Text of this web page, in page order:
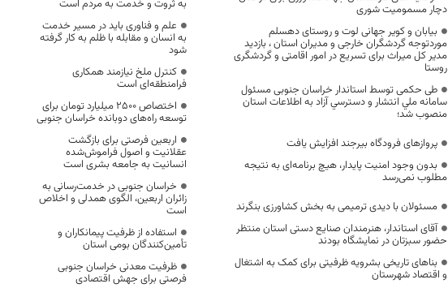
دچار مسمومیت شوری
بیابان و کویر جهانی لوت و روستای دهسلم
موردتوجه گردشگران خارجی و مدیران استان ، بازدید
مدیر کل میراث برای تسریع در امور اقامتی و گردشگری
روستا
طی حکمی توسط استاندار خراسان جنوبی مسئول
سامانه ملي انتشار و دسترسي آزاد به اطلاعات استان
منصوب شد؛
پروازهای فرودگاه بیرجند افزایش یافت
بدون وجود امنیت پایدار، هیچ برنامه‌ای به نتیجه
مطلوب نمی‌رسد
مسئولان با دیدی ترمیمی به بخش کشاورزی بنگرند
آقای استاندار، هنرمندان صنایع دستی استان منتظر
حضور سبزتان در نمایشگاه بودند
بناهای تاریخی بشرویه ظرفیتی برای کمک به اشتغال
و اقتصاد شهرستان
به ثروت و خدمت به مردم است
علم و فناوری باید در مسیر خدمت
به انسان و مقابله با ظلم به کار گرفته
شود
کنترل ملخ نیازمند همکاری
فرامنطقه‌ای است
اختصاص 2500 میلیارد تومان برای
توسعه راه‌های دوبانده خراسان جنوبی
اربعین فرصتی برای بازگشت
عقلانیت و اصول فراموش‌شده
انسانیت به جامعه بشری است
خراسان جنوبی در خدمت‌رسانی به
زائران اربعین، الگوی همدلی و اخلاص
است
استفاده از ظرفیت پیمانکاران و
تأمین‌کنندگان بومی استان
ظرفیت معدنی خراسان جنوبی
فرصتی برای جهش اقتصادی